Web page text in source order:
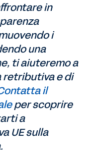
in
i
una
ti aiuteremo a
retributiva e di
il
per scoprire
a
UE sulla